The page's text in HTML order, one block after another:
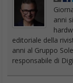
anni
editoriale della
anni al Gruppo
responsabile di